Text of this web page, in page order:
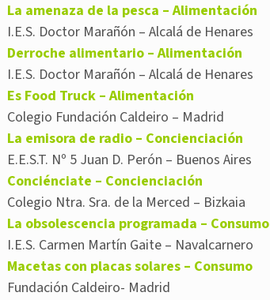
La amenaza de la pesca – Alimentación
I.E.S. Doctor Marañón – Alcalá de Henares
Derroche alimentario – Alimentación
I.E.S. Doctor Marañón – Alcalá de Henares
Es Food Truck – Alimentación
Colegio Fundación Caldeiro – Madrid
La emisora de radio – Concienciación
E.E.S.T. Nº 5 Juan D. Perón – Buenos Aires
Conciénciate – Concienciación
Colegio Ntra. Sra. de la Merced – Bizkaia
La obsolescencia programada – Consumo
I.E.S. Carmen Martín Gaite – Navalcarnero
Macetas con placas solares – Consumo
Fundación Caldeiro- Madrid